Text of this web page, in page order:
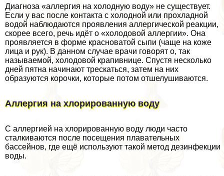
Диагноза «аллергия на холодную воду» не существует.
Если у вас после контакта с холодной или прохладной
водой наблюдаются проявления аллергической реакции,
скорее всего, речь идёт о «холодовой аллергии». Она
проявляется в форме красноватой сыпи (чаще на коже
лица и рук). В данном случае врачи говорят о, так
называемой, холодовой крапивнице. Спустя несколько
дней пятна начинают трескаться, затем на них
образуются корочки, которые потом отшелушиваются.
Аллергия на хлорированную воду
С аллергией на хлорированную воду люди часто
сталкиваются после посещения плавательных
бассейнов, где ещё используют такой метод дезинфекции
воды.